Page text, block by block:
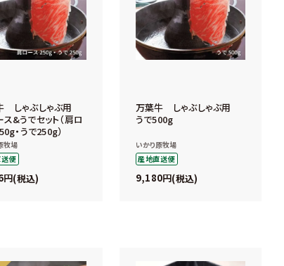
しゃぶしゃぶ用
&うでセット（肩ロ
・うで250g）
牧場
便
税込
万葉牛 しゃぶしゃぶ用
うで500g
いかり原牧場
産地直送便
9,180 税込